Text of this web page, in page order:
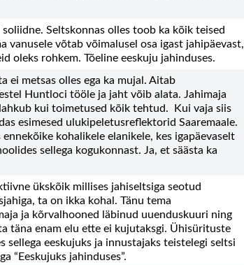
Seltskonnas olles toob ka kõik teised
vanusele võtab võimalusel osa igast jahipäevast,
oleks rohkem. Tõeline eeskuju jahinduses.
ei metsas olles ega ka mujal. Aitab
Huntloci tööle ja jaht võib alata. Jahimaja
kui toimetused kõik tehtud. Kui vaja siis
esimesed ulukipeletusreflektorid Saaremaale.
kohalikele elanikele, kes igapäevaselt
sellega kogukonnast. Ja, et säästa ka
ükskõik millises jahiseltsiga seotud
ta on ikka kohal. Tänu tema
ja kõrvalhooned läbinud uuenduskuuri ning
täna enam elu ette ei kujutaksgi. Ühisürituste
sellega eeskujuks ja innustajaks teistelegi seltsi
“Eeskujuks jahinduses”.